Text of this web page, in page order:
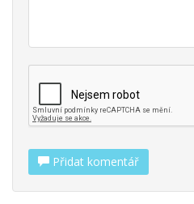
Přidat komentář